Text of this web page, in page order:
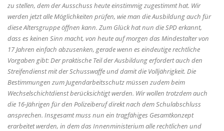
zu stellen, dem der Ausschuss heute einstimmig zugestimmt hat. Wir
werden jetzt alle Möglichkeiten prüfen, wie man die Ausbildung auch für
diese Altersgruppe öffnen kann. Zum Glück hat nun die SPD erkannt,
dass es keinen Sinn macht, von heute auf morgen das Mindestalter von
17 Jahren einfach abzusenken, gerade wenn es eindeutige rechtliche
Vorgaben gibt: Der praktische Teil der Ausbildung erfordert auch den
Streifendienst mit der Schusswaffe und damit die Volljährigkeit. Die
Bestimmungen zum Jugendarbeitsschutz müssen zudem beim
Wechselschichtdienst berücksichtigt werden. Wir wollen trotzdem auch
die 16-Jährigen für den Polizeiberuf direkt nach dem Schulabschluss
ansprechen. Insgesamt muss nun ein tragfähiges Gesamtkonzept
erarbeitet werden, in dem das Innenministerium alle rechtlichen und